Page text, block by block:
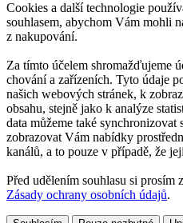
Cookies a další technologie
souhlasem, abychom Vám mohli
z nakupování.
Za tímto účelem shromažďujeme
chování a zařízeních. Tyto údaje
našich webových stránek, k
obsahu, stejně jako k analýze
data můžeme také
zobrazovat Vám nabídky
kanálů, a to pouze v případě, že
Před udělením souhlasu si prosím
Zásady ochrany osobních údajů.